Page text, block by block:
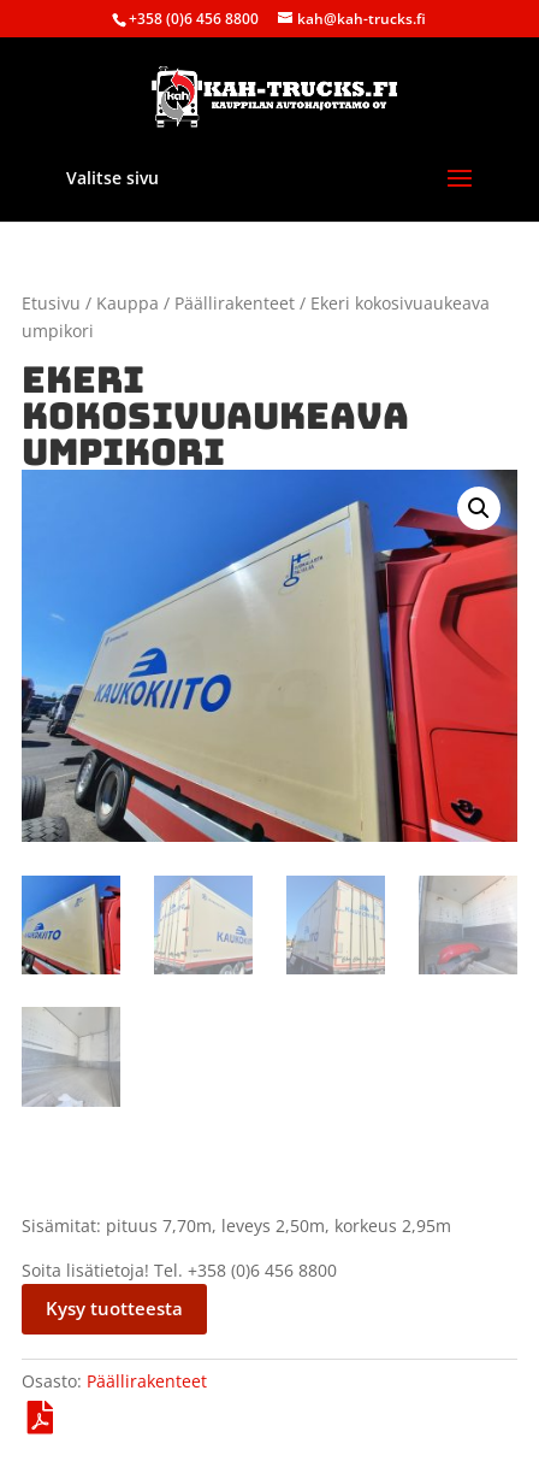
+358 (0)6 456 8800 kah@kah-trucks.fi
Valitse sivu
Etusivu / Kauppa / Päällirakenteet/ Ekeri kokosivuaukeava
umpikori
EKERI
KOKOSIVUAUKEAVA
UMPIKORI
Sisämitat: pituus 7,70m, leveys 2,50m, korkeus 2,95m
Soita lisätietoja! Tel. +358 (0)6 456 8800
Kysy tuotteesta
Osasto: Päällirakenteet